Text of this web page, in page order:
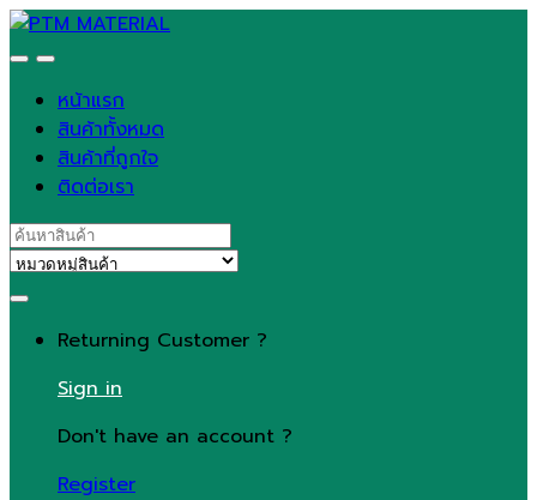
Skip
to
Skip
to
หน้าแรก
สินค้าทั้งหมด
สินค้าที่ถูกใจ
ติดต่อเรา
Search
for:
Returning Customer ?
Sign in
Don't have an account ?
Register